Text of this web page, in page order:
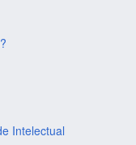
Intelectual